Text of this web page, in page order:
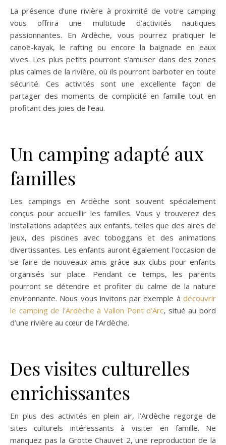
La présence d’une rivière à proximité de votre camping
vous offrira une multitude d’activités nautiques
passionnantes. En Ardèche, vous pourrez pratiquer le
canoë-kayak, le rafting ou encore la baignade en eaux
vives. Les plus petits pourront s’amuser dans des zones
plus calmes de la rivière, où ils pourront barboter en toute
sécurité. Ces activités sont une excellente façon de
partager des moments de complicité en famille tout en
profitant des joies de l’eau.
Un camping adapté aux
familles
Les campings en Ardèche sont souvent spécialement
conçus pour accueillir les familles. Vous y trouverez des
installations adaptées aux enfants, telles que des aires de
jeux, des piscines avec toboggans et des animations
divertissantes. Les enfants auront également l’occasion de
se faire de nouveaux amis grâce aux clubs pour enfants
organisés sur place. Pendant ce temps, les parents
pourront se détendre et profiter du calme de la nature
environnante. Nous vous invitons par exemple à découvrir
le camping de l’Ardèche à Vallon Pont d’Arc, situé au bord
d’une rivière au cœur de l’Ardèche.
Des visites culturelles
enrichissantes
En plus des activités en plein air, l’Ardèche regorge de
sites culturels intéressants à visiter en famille. Ne
manquez pas la Grotte Chauvet 2, une reproduction de la